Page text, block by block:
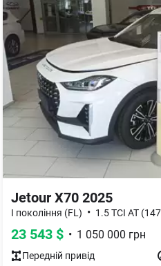
Jetour X70 2025
І покоління (FL) • 1.5 TCI AT
23 543 $ • 1 050 000 грн
Передній привід